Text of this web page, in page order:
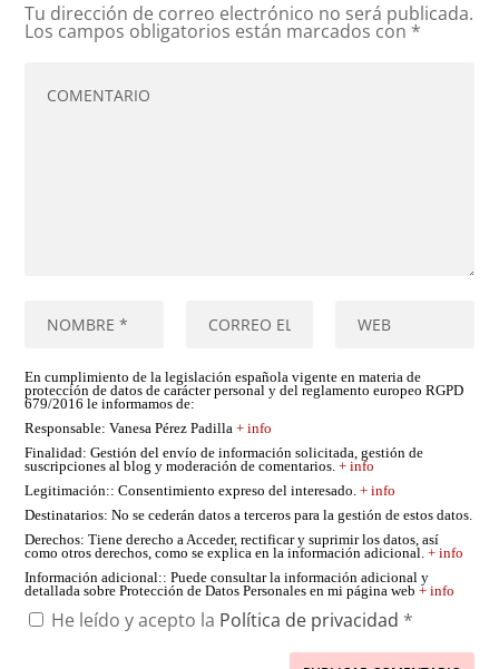
Tu dirección de correo electrónico no será publicada.
Los campos obligatorios están marcados con *
En cumplimiento de la legislación española vigente en materia de
protección de datos de carácter personal y del reglamento europeo RGPD
679/2016 le informamos de:
Responsable: Vanesa Pérez Padilla+ info
Finalidad: Gestión del envío de información solicitada, gestión de
suscripciones al blog y moderación de comentarios.+ info
Legitimación:: Consentimiento expreso del interesado.+ info
Destinatarios: No se cederán datos a terceros para la gestión de estos datos.
Derechos: Tiene derecho a Acceder, rectificar y suprimir los datos, así
como otros derechos, como se explica en la información adicional.+ info
Información adicional:: Puede consultar la información adicional y
detallada sobre Protección de Datos Personales en mi página web+ info
He leído y acepto la Política de privacidad *